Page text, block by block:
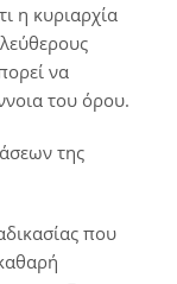
η κυριαρχία
να
του όρου.
της
που